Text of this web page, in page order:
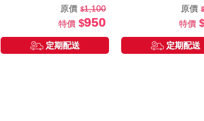
原價
1,100
特價
950
定期配送
原價
特價
定期配送